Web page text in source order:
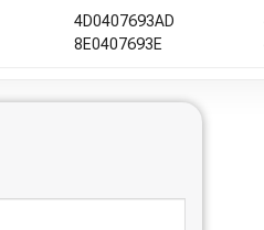
4D0407693AD
8E0407693E